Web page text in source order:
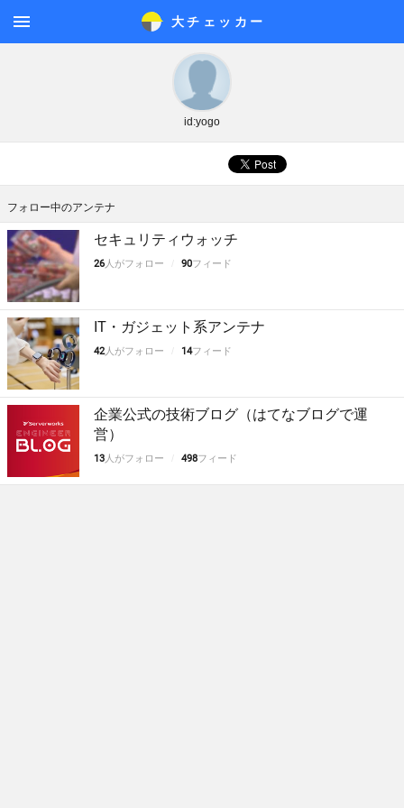
大チェッカ ー
メニ
id:yogo
フォロー中のアンテナ
セキュリティウォッチ
26 人がフォロー 90フィード
IT・ガジェット系アンテナ
42 人がフォロー 14フィード
企業公式の技術ブログ（はてなブログで運
営）
13 人がフォロー 498フィード